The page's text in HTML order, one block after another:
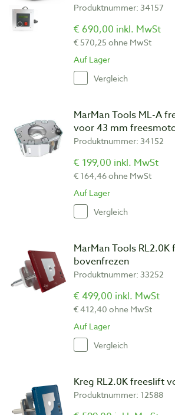
Produktnummer: 34157
€ 690,00 inkl. MwSt
€ 570,25 ohne MwSt
Auf Lager
Vergleich
MarMan Tools ML-A
voor 43 mm
Produktnummer: 34152
€ 199,00 inkl. MwSt
€ 164,46 ohne MwSt
Auf Lager
Vergleich
MarMan Tools
bovenfrezen
Produktnummer: 33252
€ 499,00 inkl. MwSt
€ 412,40 ohne MwSt
Auf Lager
Vergleich
Kreg RL2.0K freeslift
Produktnummer: 12588